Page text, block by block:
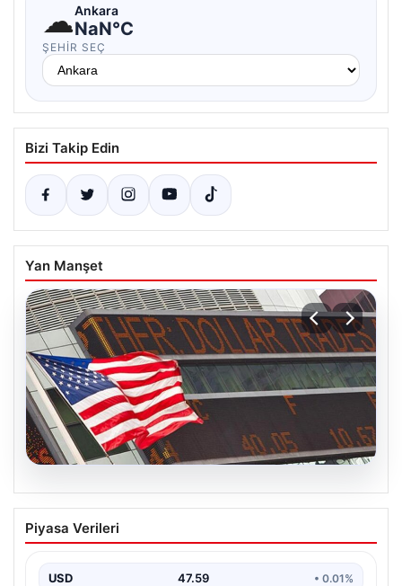
☁Ankara
NaN°C
ŞEHIR SEÇ
Bizi Takip Edin
Yan Manşet
05.08.2026
FED faiz kararı ne zaman açıklanacak?
Nisan ayı faiz beklentisi belli oldu
Piyasa Verileri
USD 47.59 • 0.01%